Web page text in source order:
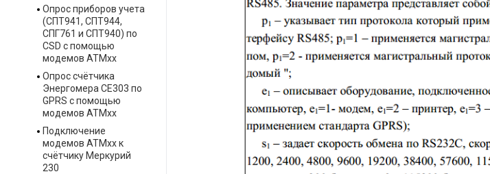
Опрос приборов учета
(СПТ941, СПТ944,
СПГ761 и СПТ940) по
CSD с помощью
модемов ATMxx
Опрос счётчика
Энергомера СЕ303 по
GPRS с помощью
модемов ATMxx
Подключение
модемов ATMxx к
счётчику Меркурий
230